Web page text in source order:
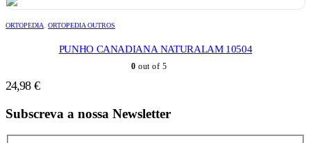
ORTOPEDIA, ORTOPEDIA OUTROS
PUNHO CANADIANA NATURALAM 10504
0 out of 5
24,98 €
Subscreva a nossa Newsletter